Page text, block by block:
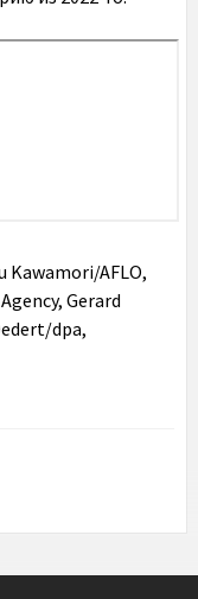
Kawamori/AFLO,
Gerard
dpa,